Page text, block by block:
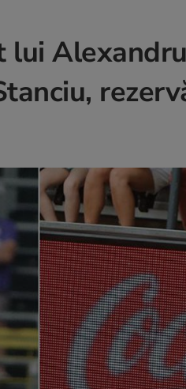
lui